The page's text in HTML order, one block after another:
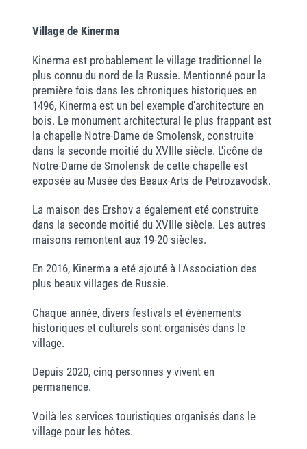
Village de Kinerma
Kinerma est probablement le village traditionnel le
plus connu du nord de la Russie. Mentionné pour la
première fois dans les chroniques historiques en
1496, Kinerma est un bel exemple d'architecture en
bois. Le monument architectural le plus frappant est
la chapelle Notre-Dame de Smolensk, construite
dans la seconde moitié du XVIIIe siècle. L'icône de
Notre-Dame de Smolensk de cette chapelle est
exposée au Musée des Beaux-Arts de Petrozavodsk.
La maison des Ershov a également eté construite
dans la seconde moitié du XVIIIe siècle. Les autres
maisons remontent aux 19-20 siècles.
En 2016, Kinerma a eté ajouté à l'Association des
plus beaux villages de Russie.
Chaque année, divers festivals et événements
historiques et culturels sont organisés dans le
village.
Depuis 2020, cinq personnes y vivent en
permanence.
Voilà les services touristiques organisés dans le
village pour les hôtes.